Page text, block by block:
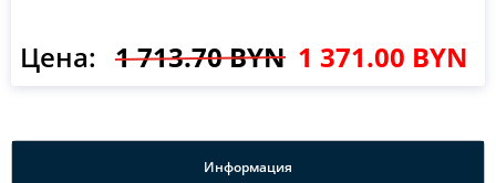
Цена: 1 713.70 BYN 1 371.00 BYN
Информация